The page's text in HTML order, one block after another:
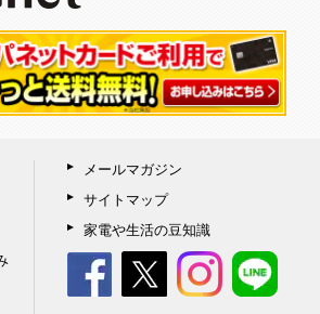
メールマガジン
サイトマップ
家電や生活の豆知識